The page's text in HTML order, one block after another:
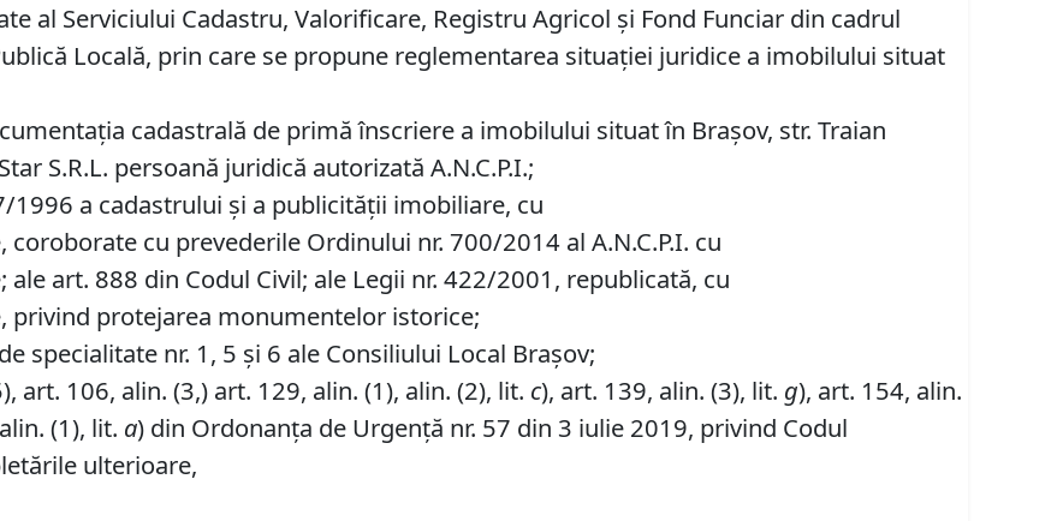
al Serviciului Cadastru, Valorificare, Registru Agricol şi Fond Funciar din cadrul
Locală, prin care se propune reglementarea situației juridice a imobilului situat
cadastrală de primă înscriere a imobilului situat în Brașov, str. Traian
S.R.L. persoană juridică autorizată A.N.C.P.I.;
1996 a cadastrului și a publicității imobiliare, cu
cu prevederile Ordinului nr. 700/2014 al A.N.C.P.I. cu
art. 888 din Codul Civil; ale Legii nr. 422/2001, republicată, cu
protejarea monumentelor istorice;
specialitate nr. 1, 5 și 6 ale Consiliului Local Brașov;
106, alin. (3,) art. 129, alin. (1), alin. (2), lit. c), art. 139, alin. (3), lit. g), art. 154, alin.
(1), lit. a) din Ordonanța de Urgență nr. 57 din 3 iulie 2019, privind Codul
ulterioare,